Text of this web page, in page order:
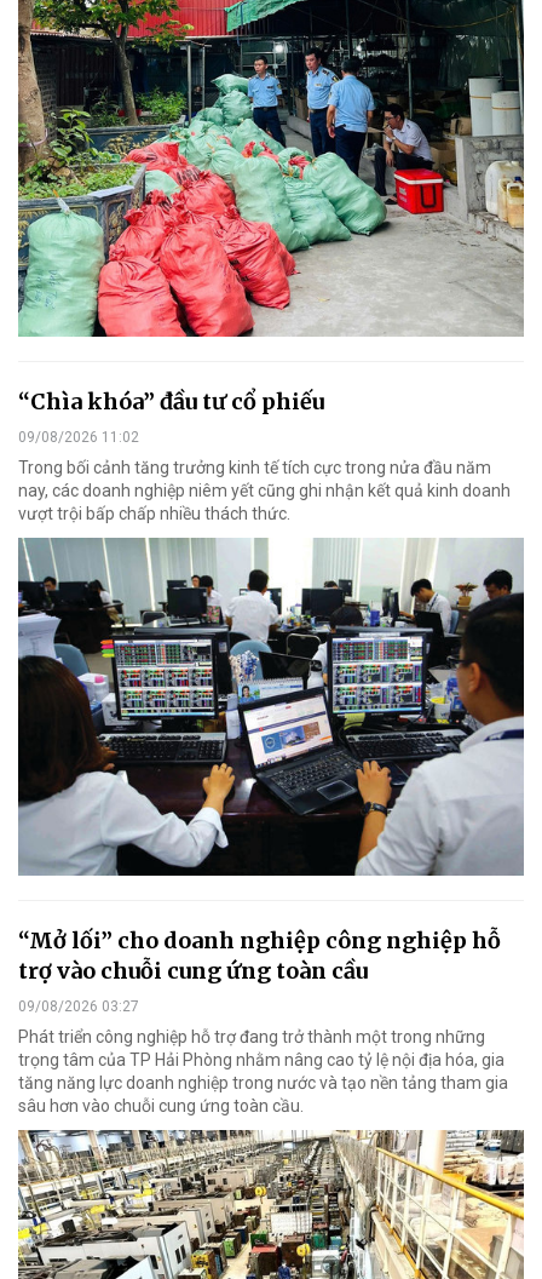
“Chìa khóa” đầu tư cổ phiếu
09/08/2026 11:02
Trong bối cảnh tăng trưởng kinh tế tích cực trong nửa đầu năm
nay, các doanh nghiệp niêm yết cũng ghi nhận kết quả kinh doanh
vượt trội bấp chấp nhiều thách thức.
“Mở lối” cho doanh nghiệp công nghiệp hỗ
trợ vào chuỗi cung ứng toàn cầu
09/08/2026 03:27
Phát triển công nghiệp hỗ trợ đang trở thành một trong những
trọng tâm của TP Hải Phòng nhằm nâng cao tỷ lệ nội địa hóa, gia
tăng năng lực doanh nghiệp trong nước và tạo nền tảng tham gia
sâu hơn vào chuỗi cung ứng toàn cầu.